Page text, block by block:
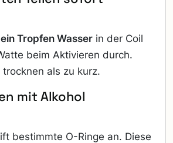
ein Tropfen Wasser in der Coil
beim Aktivieren durch.
als zu kurz.
mit Alkohol
bestimmte O-Ringe an. Diese